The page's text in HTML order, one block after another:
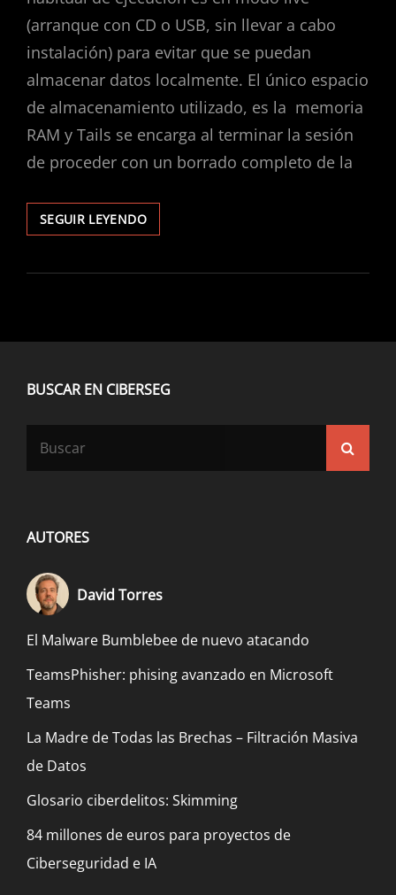
(arranque con CD o USB, sin llevar a cabo
instalación) para evitar que se puedan
almacenar datos localmente. El único espacio
de almacenamiento utilizado, es la memoria
RAM y Tails se encarga al terminar la sesión
de proceder con un borrado completo de la
SEGUIR LEYENDOTAILS
1.0
ANONIMATO
BUSCAR EN CIBERSEG
AUTORES
David Torres
El Malware Bumblebee de nuevo atacando
TeamsPhisher: phising avanzado en Microsoft
Teams
La Madre de Todas las Brechas – Filtración Masiva
de Datos
Glosario ciberdelitos: Skimming
84 millones de euros para proyectos de
Ciberseguridad e IA